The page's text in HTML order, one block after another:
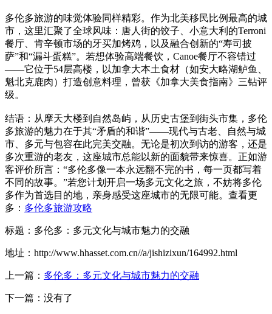
多伦多旅游的味觉体验同样精彩。作为北美移民比例最高的城
市，这里汇聚了全球风味：唐人街的饺子、小意大利的Terroni
餐厅、肯辛顿市场的牙买加烤鸡，以及融合创新的“寿司披
萨”和“漏斗蛋糕”。若想体验高端餐饮，Canoe餐厅不容错过
——它位于54层高楼，以加拿大本土食材（如安大略湖鲈鱼、
魁北克鹿肉）打造创意料理，曾获《加拿大美食指南》三钻评
级。
结语：从摩天大楼到自然岛屿，从历史古堡到街头市集，多伦
多旅游的魅力在于其“矛盾的和谐”——现代与古老、自然与城
市、多元与包容在此完美交融。无论是初次到访的游客，还是
多次重游的老友，这座城市总能以新的面貌带来惊喜。正如游
客评价所言：“多伦多像一本永远翻不完的书，每一页都写着
不同的故事。”若您计划开启一场多元文化之旅，不妨将多伦
多作为首选目的地，亲身感受这座城市的无限可能。查看更
多： 多伦多旅游攻略
标题：多伦多：多元文化与城市魅力的交融
地址：http://www.hhasset.com.cn//a/jishizixun/164992.html
上一篇： 多伦多：多元文化与城市魅力的交融
下一篇：没有了